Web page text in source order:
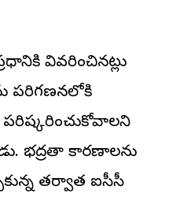
వివరించినట్లు
పరిగణనలోకి
పరిష్కరించుకోవాలని
భద్రతా కారణాలను
తర్వాత ఐసీసీ